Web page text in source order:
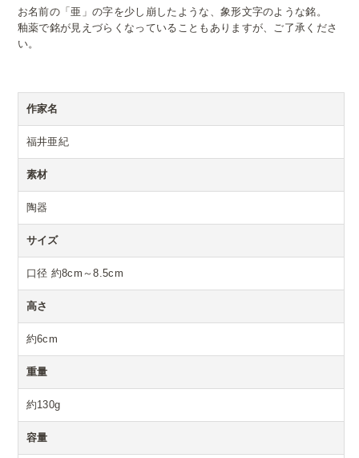
お名前の「亜」の字を少し崩したような、象形文字のような銘。
釉薬で銘が見えづらくなっていることもありますが、ご了承くださ
い。
作家名
福井亜紀
素材
陶器
サイズ
口径 約8cm～8.5cm
高さ
約6cm
重量
約130g
容量